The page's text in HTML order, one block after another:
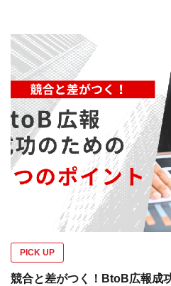
PICK UP
競合と差がつく！BtoB広報成